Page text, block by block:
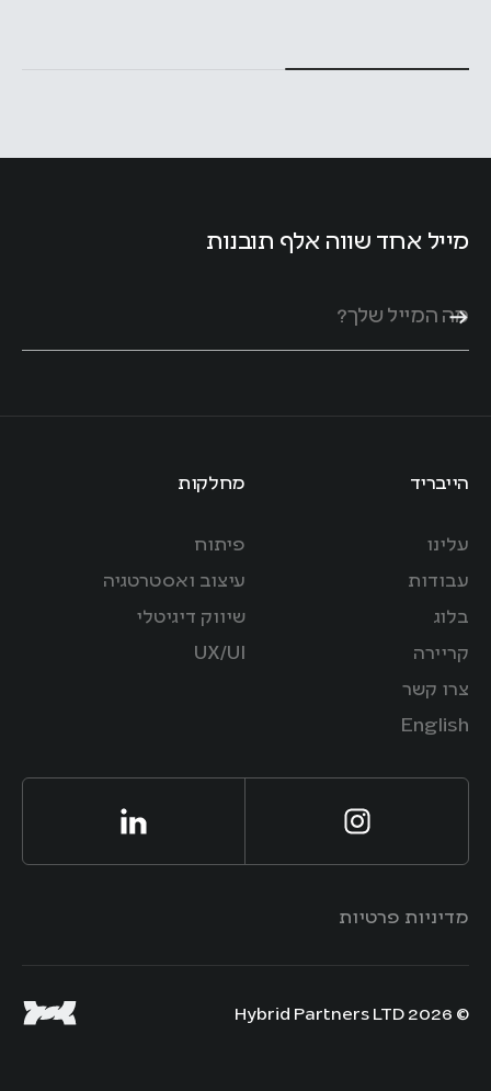
מייל אחד שווה אלף תובנות
הייבריד
עלינו
עבודות
בלוג
קריירה
צרו קשר
English
מחלקות
פיתוח
עיצוב ואסטרטגיה
שיווק דיגיטלי
UX/UI
© 2026 Hybrid Partners LTD
מדיניות פרטיות